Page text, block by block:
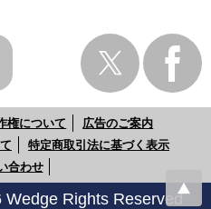
権について
広告のご案内
特定商取引法に基づく表示
合わせ
Rights Reserved